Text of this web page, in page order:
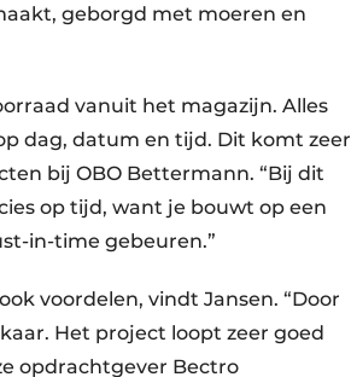
geborgd met moeren en
vanuit het magazijn. Alles
dag, datum en tijd. Dit komt zeer
bij OBO Bettermann. “Bij dit
op tijd, want je bouwt op een
in-time gebeuren.”
voordelen, vindt Jansen. “Door
Het project loopt zeer goed
opdrachtgever Bectro